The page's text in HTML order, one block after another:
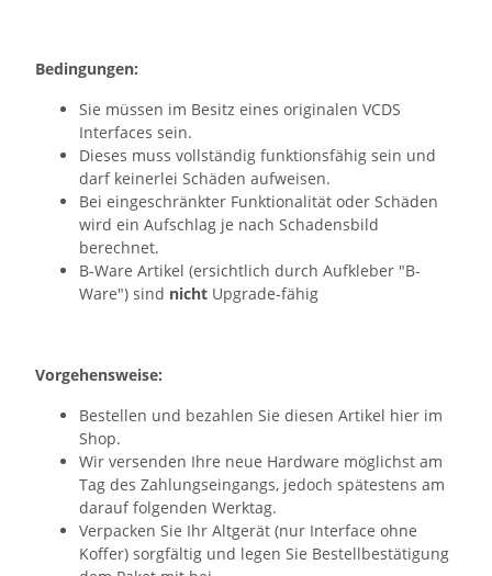
Bedingungen:
Sie müssen im Besitz eines originalen VCDS
Interfaces sein.
Dieses muss vollständig funktionsfähig sein und
darf keinerlei Schäden aufweisen.
Bei eingeschränkter Funktionalität oder Schäden
wird ein Aufschlag je nach Schadensbild
berechnet.
B-Ware Artikel (ersichtlich durch Aufkleber "B-
Ware") sind nicht Upgrade-fähig
Vorgehensweise:
Bestellen und bezahlen Sie diesen Artikel hier im
Shop.
Wir versenden Ihre neue Hardware möglichst am
Tag des Zahlungseingangs, jedoch spätestens am
darauf folgenden Werktag.
Verpacken Sie Ihr Altgerät (nur Interface ohne
Koffer) sorgfältig und legen Sie Bestellbestätigung